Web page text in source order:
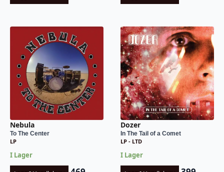
Nebula
To The Center
LP
I Lager
Dozer
In The Tail of a Comet
LP - LTD
I Lager